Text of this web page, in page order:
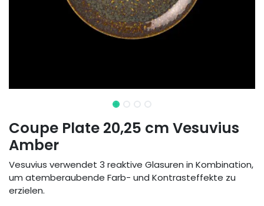
Coupe Plate 20,25 cm Vesuvius
Amber
Vesuvius verwendet 3 reaktive Glasuren in Kombination,
um atemberaubende Farb- und Kontrasteffekte zu
erzielen.